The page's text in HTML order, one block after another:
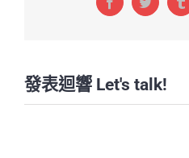
FacebookTwitter
發表迴響 Let's talk!